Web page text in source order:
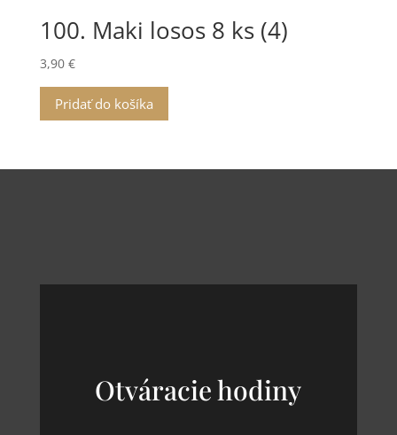
100. Maki losos 8 ks (4)
3,90 €
Pridať do košíka
Otváracie hodiny